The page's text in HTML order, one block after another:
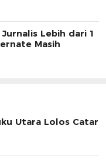
Lebih dari 1
Masih
Utara Lolos Catar